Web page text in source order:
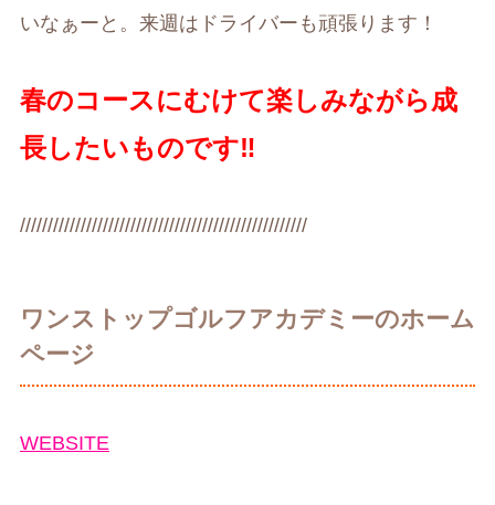
いなぁーと。来週はドライバーも頑張ります！
春のコースにむけて楽しみながら成
長したいものです‼︎
////////////////////////////////////////////////////
ワンストップゴルフアカデミーのホーム
ページ
WEBSITE